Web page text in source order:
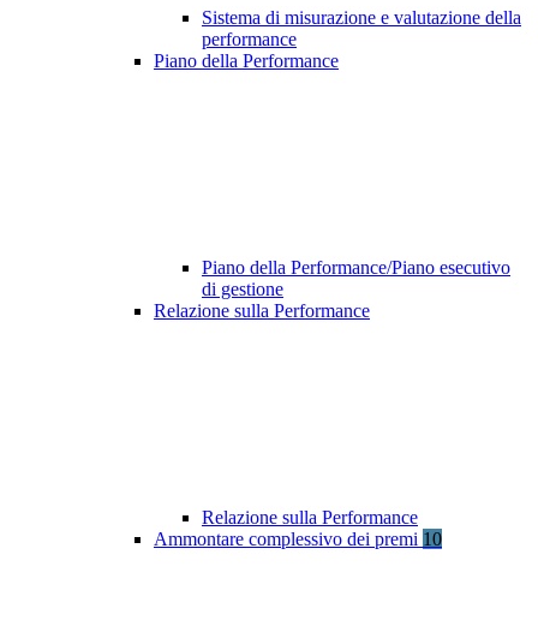
Sistema di misurazione e valutazione della
performance
Piano della Performance
Piano della Performance/Piano esecutivo
di gestione
Relazione sulla Performance
Relazione sulla Performance
Ammontare complessivo dei premi 10